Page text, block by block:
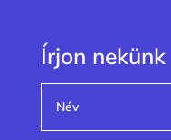
Írjon nekünk